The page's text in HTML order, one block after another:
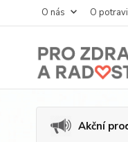
O nás O
Akční